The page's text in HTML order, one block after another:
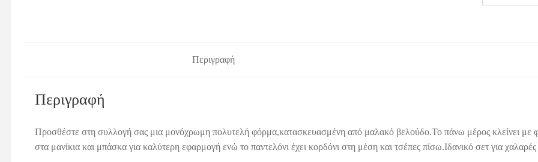
Περιγραφή
Περιγραφή
Προσθέστε στη συλλογή σας μια μονόχρωμη πολυτελή φόρμα,κατασκευασμένη από μαλακό βελούδο.Το πάνω μέρος κλείνει με
στα μανίκια και μπάσκα για καλύτερη εφαρμογή ενώ το παντελόνι έχει κορδόνι στη μέση και τσέπες πίσω.Ιδανικό σετ για